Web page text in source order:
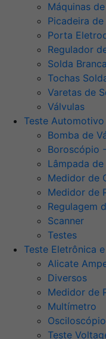
Máquinas
Picadeira de
Porta
Regulador
Solda Branca
Tochas
Varetas de
Válvulas
Teste Automotivo
Bomba de
Boroscópio
Lâmpada
Medidor de
Medidor de
Regulagem
Scanner
Testes
Teste Eletrônica
Alicate
Diversos
Medidor de
Multímetro
Osciloscópio
Teste